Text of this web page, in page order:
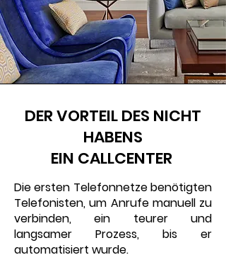
DER VORTEIL DES NICHT
HABENS
EIN CALLCENTER
Die ersten Telefonnetze benötigten
Telefonisten, um Anrufe manuell zu
verbinden, ein teurer und
langsamer Prozess, bis er
automatisiert wurde.